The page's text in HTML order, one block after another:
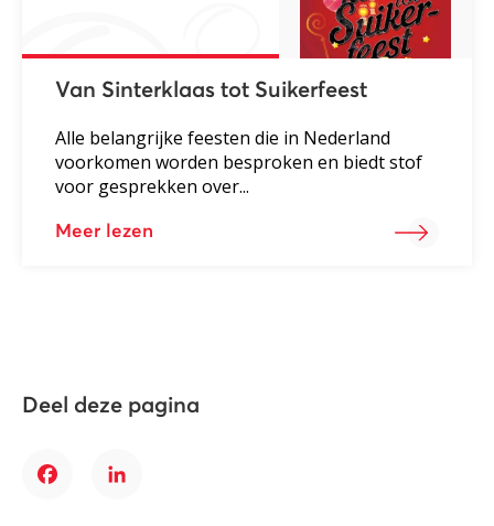
Van Sinterklaas tot Suikerfeest
Alle belangrijke feesten die in Nederland
voorkomen worden besproken en biedt stof
voor gesprekken over...
Meer lezen
Deel deze pagina
FacebookLinkedIn